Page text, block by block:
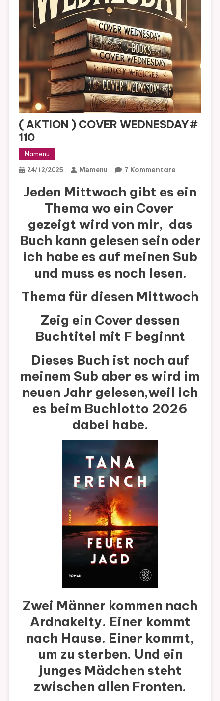
( AKTION ) COVER WEDNESDAY#
110
Mamenu
24/12/2025 Mamenu 7 KommentareZu
AKTION
COVER
110
Jeden Mittwoch gibt es ein
Thema wo ein Cover
gezeigt wird von mir, das
Buch kann gelesen sein oder
ich habe es auf meinen Sub
und muss es noch lesen.
Thema für diesen Mittwoch
Zeig ein Cover dessen
Buchtitel mit F beginnt
Dieses Buch ist noch auf
meinem Sub aber es wird im
neuen Jahr gelesen,weil ich
es beim Buchlotto 2026
dabei habe.
Zwei Männer kommen nach
Ardnakelty. Einer kommt
nach Hause. Einer kommt,
um zu sterben. Und ein
junges Mädchen steht
zwischen allen Fronten.